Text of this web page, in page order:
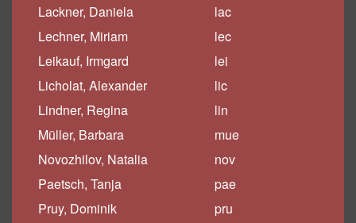
Lackner, Daniela
lac
Lechner, Miriam
lec
Leikauf, Irmgard
lei
Licholat, Alexander
lic
Lindner, Regina
lin
Müller, Barbara
mue
Novozhilov, Natalia
nov
Paetsch, Tanja
pae
Pruy, Dominik
pru